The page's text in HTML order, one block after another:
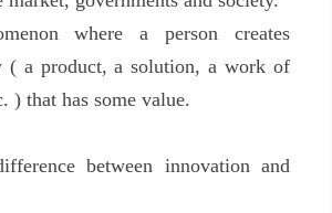
where a person creates
( a product, a solution, a work of
) that has some value.
between innovation and